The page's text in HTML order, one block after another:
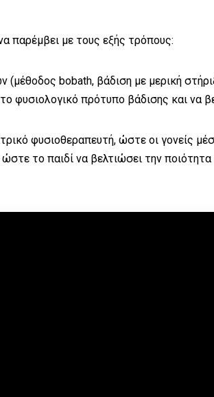
παρέμβει με τους εξής τρόπους:
(μέθοδος bobath, βάδιση με μερική
φυσιολογικό πρότυπο βάδισης και να
φυσιοθεραπευτή, ώστε οι γονείς
το παιδί να βελτιώσει την